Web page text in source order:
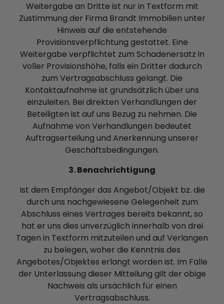
Weitergabe an Dritte ist nur in Textform mit
Zustimmung der Firma Brandt Immobilien unter
Hinweis auf die entstehende
Provisionsverpflichtung gestattet. Eine
Weitergabe verpflichtet zum Schadenersatz in
voller Provisionshöhe, falls ein Dritter dadurch
zum Vertragsabschluss gelangt. Die
Kontaktaufnahme ist grundsätzlich über uns
einzuleiten. Bei direkten Verhandlungen der
Beteiligten ist auf uns Bezug zu nehmen. Die
Aufnahme von Verhandlungen bedeutet
Auftragserteilung und Anerkennung unserer
Geschäftsbedingungen.
3. Benachrichtigung
Ist dem Empfänger das Angebot/Objekt bz. die
durch uns nachgewiesene Gelegenheit zum
Abschluss eines Vertrages bereits bekannt, so
hat er uns dies unverzüglich innerhalb von drei
Tagen in Textform mitzuteilen und auf Verlangen
zu belegen, woher die Kenntnis des
Angebotes/Objektes erlangt worden ist. Im Falle
der Unterlassung dieser Mitteilung gilt der obige
Nachweis als ursächlich für einen
Vertragsabschluss.